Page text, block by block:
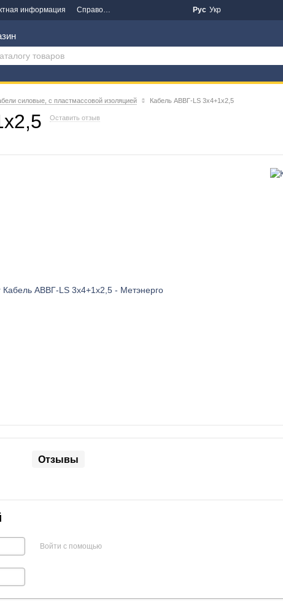
информация Справочная информация Новости
Рус Укр
силовые, с пластмассовой изоляцией Кабель АВВГ-LS 3х4+1х2,5
Оставить отзыв
Отзывы
Войти с помощью